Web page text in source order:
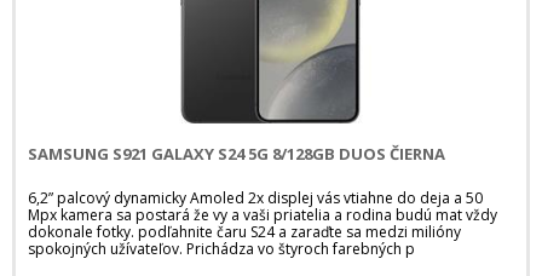
SAMSUNG S921 GALAXY S24 5G 8/128GB DUOS ČIERNA
6,2” palcový dynamicky Amoled 2x displej vás vtiahne do deja a 50
Mpx kamera sa postará že vy a vaši priatelia a rodina budú mat vždy
dokonale fotky. podľahnite čaru S24 a zaraďte sa medzi milióny
spokojných užívateľov. Prichádza vo štyroch farebných p